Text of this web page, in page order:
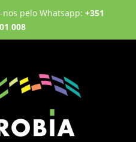
pelo Whatsapp: +351
008